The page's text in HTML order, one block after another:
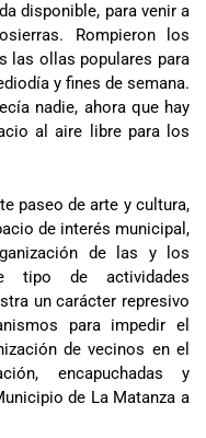
disponible, para venir a
Rompieron los
las ollas populares para
y fines de semana.
nadie, ahora que hay
al aire libre para los
paseo de arte y cultura,
de interés municipal,
de las y los
tipo de actividades
un carácter represivo
para impedir el
de vecinos en el
encapuchadas y
de La Matanza a